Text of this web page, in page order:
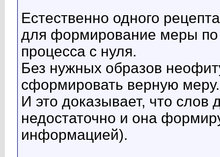
Естественно одного
для формирование меры по
процесса с нуля.
Без нужных образов
сформировать верную меру.
И это доказывает, что
недостаточно и она
информацией).